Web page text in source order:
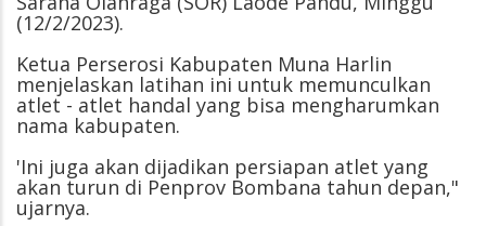
(12/2/2023).
Ketua Perserosi Kabupaten Muna Harlin
menjelaskan latihan ini untuk memunculkan
atlet - atlet handal yang bisa mengharumkan
nama kabupaten.
'Ini juga akan dijadikan persiapan atlet yang
akan turun di Penprov Bombana tahun depan,"
ujarnya.